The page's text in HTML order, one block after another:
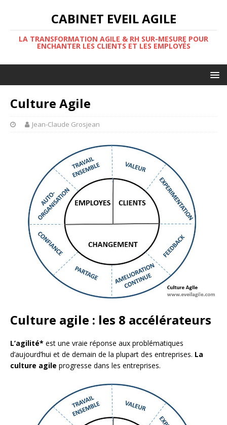
CABINET EVEIL AGILE
LA TRANSFORMATION AGILE & RH SUR-MESURE POUR
ENCHANTER LES CLIENTS ET LES EMPLOYÉS
Culture Agile
Jean-Claude Grosjean
Culture agile : les 8 accélérateurs
L’agilité* est une vraie réponse aux problématiques
d’aujourd’hui et de demain de la plupart des entreprises. La
culture agile progresse dans les entreprises.